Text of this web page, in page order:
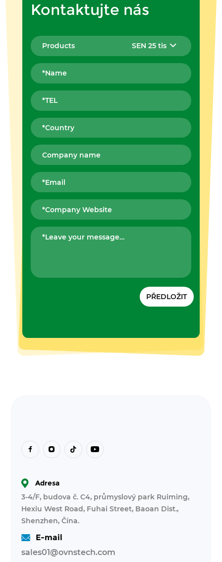
Kontaktujte nás
SEN 25 tis
PŘEDLOŽIT
Adresa
3-4/F, budova č. C4, průmyslový park Ruiming,
Hexiu West Road, Fuhai Street, Baoan Dist.,
Shenzhen, Čína.
E-mail
sales01@ovnstech.com